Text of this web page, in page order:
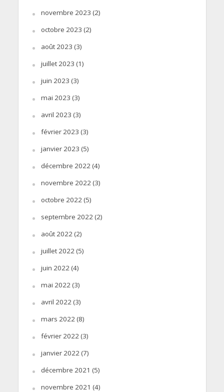
novembre 2023 (2)
octobre 2023 (2)
août 2023 (3)
juillet 2023 (1)
juin 2023 (3)
mai 2023 (3)
avril 2023 (3)
février 2023 (3)
janvier 2023 (5)
décembre 2022(4)
novembre 2022(3)
octobre 2022(5)
septembre 2022(2)
août 2022(2)
juillet 2022(5)
juin 2022(4)
mai 2022(3)
avril 2022(3)
mars 2022(8)
février 2022(3)
janvier 2022(7)
décembre 2021 (5)
novembre 2021 (4)